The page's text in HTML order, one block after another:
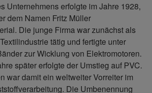
Unternehmens erfolgte im Jahre 1928,
dem Namen Fritz Müller
Die junge Firma war zunächst als
tätig und fertigte unter
zur Wicklung von Elektromotoren.
später erfolgte der Umstieg auf PVC.
war damit ein weltweiter Vorreiter im
Die Umbenennung